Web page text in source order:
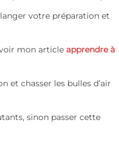
votre préparation et
mon article apprendre à
et chasser les bulles d’air
sinon passer cette